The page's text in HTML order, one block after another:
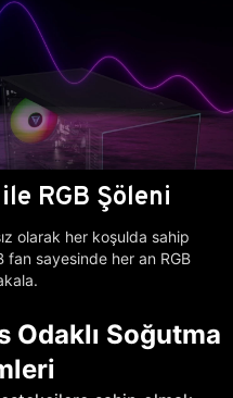
RGB Şöleni
olarak her koşulda sahip
fan sayesinde her an RGB
Odaklı Soğutma